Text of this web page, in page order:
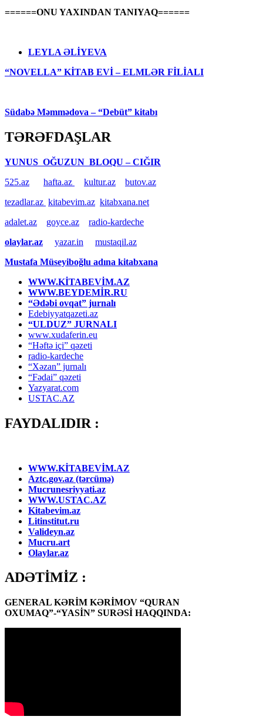
======ONU YAXINDAN TANIYAQ======
LEYLA ƏLİYEVA
“NOVELLA” KİTAB EVİ – ELMLƏR FİLİALI
Südabə Məmmədova – “Debüt” kitabı
TƏRƏFDAŞLAR
YUNUS OĞUZUN BLOQU – CIĞIR
525.az
hafta.az kultur.az
butov.az
tezadlar.az kitabevim.az kitabxana.net
adalet.az
goyce.az
radio-kardeche
olaylar.az
yazar.in
mustaqil.az
Mustafa Müseyiboğlu adına kitabxana
WWW.KİTABEVİM.AZ
WWW.BEYDEMİR.RU
“Ədəbi ovqat” jurnalı
Edebiyyatqazeti.az
“ULDUZ” JURNALI
www.xudaferin.eu
“Həftə içi” qəzeti
radio-kardeche
“Xəzan” jurnalı
“Fədai” qəzeti
Yazyarat.com
USTAC.AZ
FAYDALIDIR :
WWW.KİTABEVİM.AZ
Aztc.gov.az (tərcümə)
Mucrunesriyyati.az
WWW.USTAC.AZ
Kitabevim.az
Litinstitut.ru
Valideyn.az
Mucru.art
Olaylar.az
ADƏTİMİZ :
GENERAL KƏRİM KƏRİMOV “QURAN
OXUMAQ”-“YASİN” SURƏSİ HAQQINDA: